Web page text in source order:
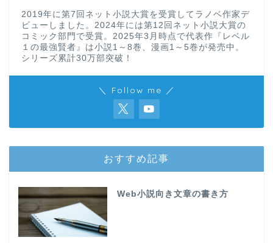
2019年に第7回ネット小説大賞を受賞してラノベ作家デ
ビューしました。2024年には第12回ネット小説大賞の
コミック部門で受賞。2025年3月時点で代表作『レベル
１の最強賢者』は小説1～8巻、漫画1～5巻が発売中。
シリーズ累計30万部突破！
＼ Follow me ／
おすすめ記事
Web小説向き文章の書き方